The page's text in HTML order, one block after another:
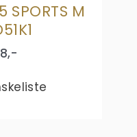
SPORTS M
,-